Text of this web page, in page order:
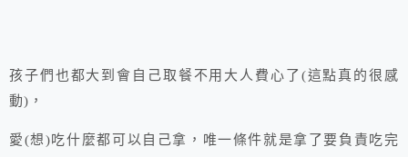
孩子們也都大到會自己取餐不用大人費心了(這點真的很感
動)，
愛(想)吃什麼都可以自己拿，唯一條件就是拿了要負責吃完